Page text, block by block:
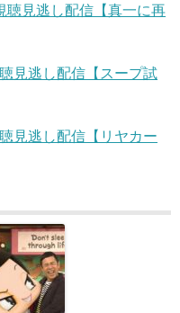
聴見逃し配信【真一に再
見逃し配信【スープ試
見逃し配信【リヤカー